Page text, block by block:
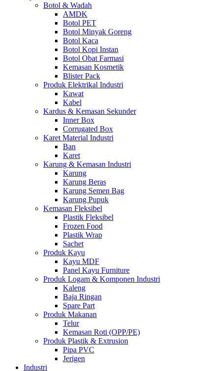
Botol & Wadah
AMDK
Botol PET
Botol Minyak Goreng
Botol Kaca
Botol Kopi Instan
Botol Obat Farmasi
Kemasan Kosmetik
Blister Pack
Produk Elektrikal Industri
Kawat
Kabel
Kardus & Kemasan Sekunder
Inner Box
Corrugated Box
Karet Material Industri
Ban
Karet
Karung & Kemasan Industri
Karung
Karung Beras
Karung Semen Bag
Karung Pupuk
Kemasan Fleksibel
Plastik Fleksibel
Frozen Food
Plastik Wrap
Sachet
Produk Kayu
Kayu MDF
Panel Kayu Furniture
Produk Logam & Komponen Industri
Kaleng
Baja Ringan
Spare Part
Produk Makanan
Telur
Kemasan Roti (OPP/PE)
Produk Plastik & Extrusion
Pipa PVC
Jerigen
Industri